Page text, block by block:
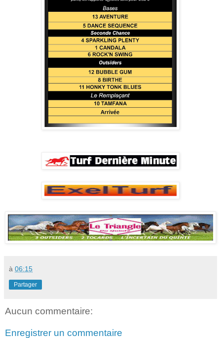
à 06:15
Partager
Aucun commentaire:
Enregistrer un commentaire